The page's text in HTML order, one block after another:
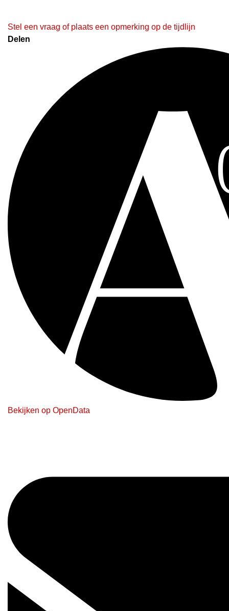
Stel een vraag of plaats een opmerking op de tijdlijn
Delen
Bekijken op OpenData